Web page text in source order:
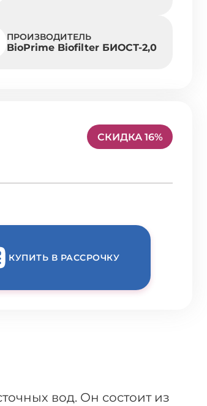
ПРОИЗВОДИТЕЛЬ
BioPrime Biofilter БИОСТ-2,0
СКИДКА 16%
КУПИТЬ В РАССРОЧКУ
вод. Он состоит из